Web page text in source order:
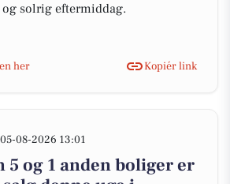
solrig eftermiddag.
her
Kopiér link
05-08-2026 13:01
5 og 1 anden boliger er